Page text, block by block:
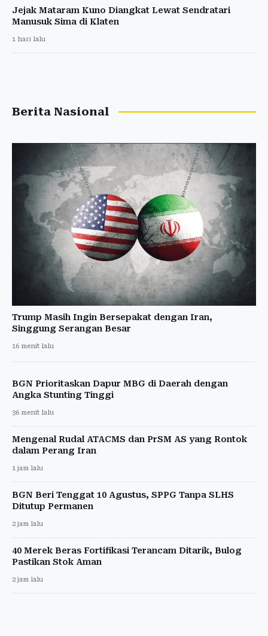
Jejak Mataram Kuno Diangkat Lewat Sendratari
Manusuk Sima di Klaten
1 hari lalu
Berita Nasional
Trump Masih Ingin Bersepakat dengan Iran,
Singgung Serangan Besar
16 menit lalu
BGN Prioritaskan Dapur MBG di Daerah dengan
Angka Stunting Tinggi
36 menit lalu
Mengenal Rudal ATACMS dan PrSM AS yang Rontok
dalam Perang Iran
1 jam lalu
BGN Beri Tenggat 10 Agustus, SPPG Tanpa SLHS
Ditutup Permanen
2 jam lalu
40 Merek Beras Fortifikasi Terancam Ditarik, Bulog
Pastikan Stok Aman
2 jam lalu